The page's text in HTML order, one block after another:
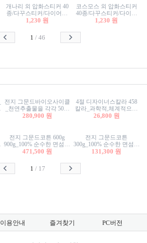
개나리 외 압화스티커 40
종/다꾸스티커/다이어리
꾸미기/꽃스티커/자연물
1,230 원
코스모스 외 압화스티커
40종/다꾸스티커/다이어
리꾸미기/꽃스티커/자연
1,230 원
1 /46
전지 그문드바이오사이클
_천연추출물을 각각 50%
이상 함유한 친환경그래
280,900 원
4절 디자이너스칼라 458
칼라_과학적,체계적으로
분류된 200색을 갖춘 색지
26,800 원
전지 그문드코튼 600g
900g_100% 순수한 면섬유
로 만든 친환경프리미엄
471,500 원
전지 그문드코튼
300g_100% 순수한 면섬유
로 만든 친환경프리미엄
131,300 원
1 / 17
이용안내 즐겨찾기 PC버전